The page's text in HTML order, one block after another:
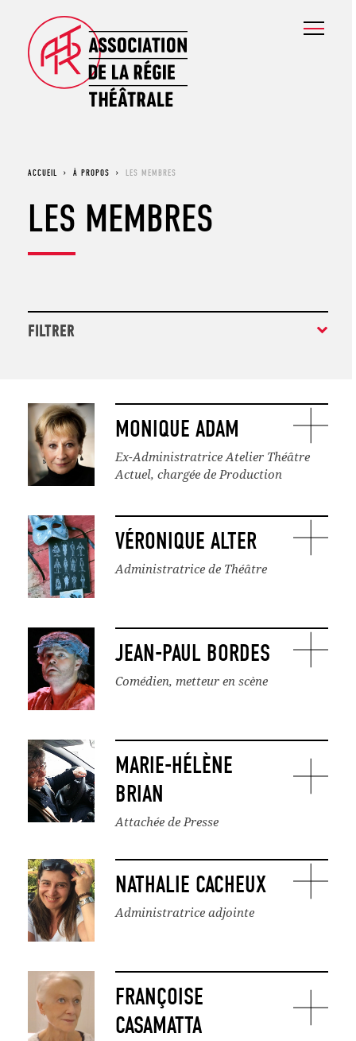
ACCUEIL › À PROPOS › LES MEMBRES
LES MEMBRES
FILTRER
COMMISSION DE CONTRÔLE DES FINANCES
MEMBRES ACTIFS
ANCIENS MEMBRES
MONIQUE ADAM
Ex-Administratrice Atelier Théâtre
Actuel, chargée de Production
VÉRONIQUE ALTER
Administratrice de Théâtre
JEAN-PAUL BORDES
Comédien, metteur en scène
MARIE-HÉLÈNE
BRIAN
Attachée de Presse
NATHALIE CACHEUX
Administratrice adjointe
FRANÇOISE
CASAMATTA